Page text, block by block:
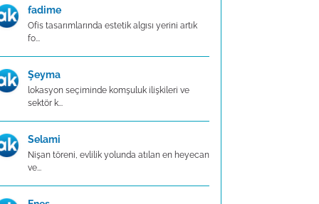
fadime
Ofis tasarımlarında estetik algısı yerini artık
fo...
Şeyma
lokasyon seçiminde komşuluk ilişkileri ve
sektör k...
Selami
Nişan töreni, evlilik yolunda atılan en heyecan
ve...